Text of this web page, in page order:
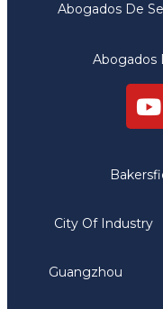
Abogados De
Abogados
City Of Industry
Guangzhou